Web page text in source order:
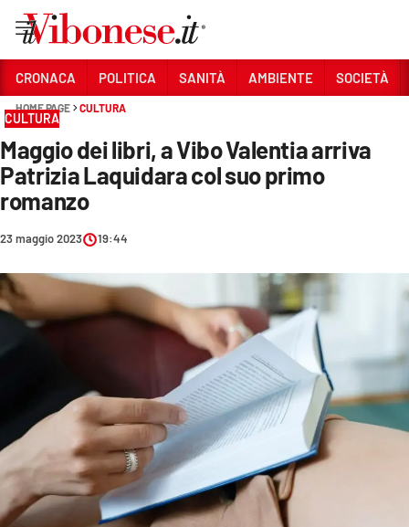
Sezioni
CRONACA
POLITICA
SOCIETÀ
EVENTI
SPORT
Streaming
CRONACA POLITICA SANITÀ AMBIENTE SOCIETÀ
HOME PAGE CULTURA
CULTURA
Maggio dei libri, a Vibo Valentia arriva
Patrizia Laquidara col suo primo
romanzo
23 maggio 2023 19:44